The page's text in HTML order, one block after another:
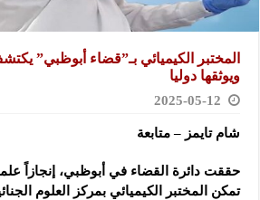
المختبر الكيميائي بـ”قضاء أبوظبي”
ويوثقها دوليا
2025-05-12
شام تايمز – متابعة
حققت دائرة القضاء في أبوظبي، إنجازاً
تمكن المختبر الكيميائي بمركز العلوم